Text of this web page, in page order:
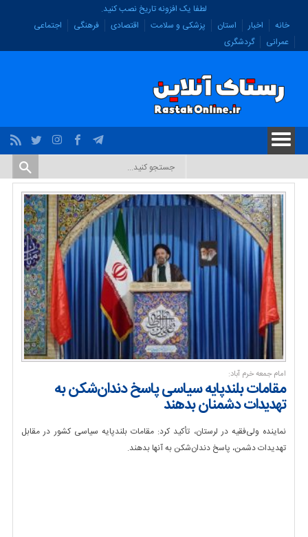
لطفا یک افزونه تاریخ نصب کنید.
خانه
اخبار استان پزشکی و سلامت اقتصادی فرهنگی
اجتماعی
عمرانی
گردشگری
امام جمعه خرم آباد:
مقامات بلندپایه سیاسی پاسخ دندان‌شکن به
تهدیدات دشمنان بدهند
نماینده ولی‌فقیه در لرستان، تأکید کرد: مقامات بلندپایه سیاسی کشور در مقابل
تهدیدات دشمن، پاسخ دندان‌شکن به آنها بدهند.